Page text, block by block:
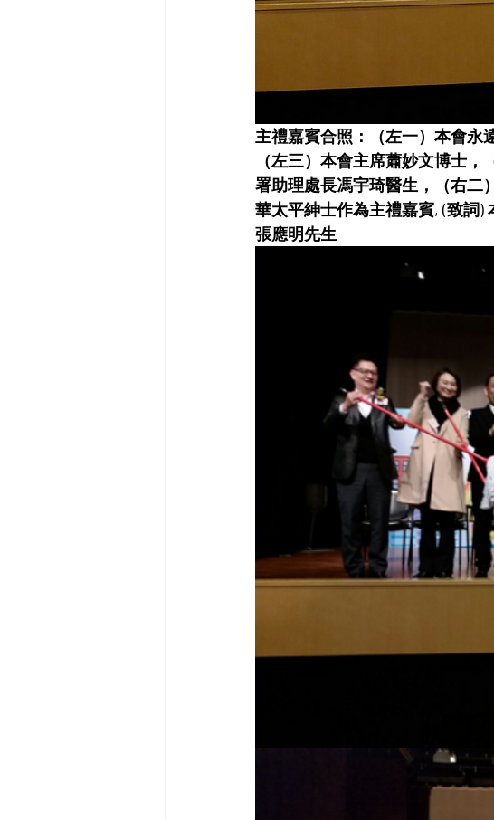
主禮嘉賓合照：（左一）本會永
（左三）本會主席蕭妙文博士
署助理處長馮宇琦醫生，（右二
華太平紳士作為主禮嘉賓, (致詞)
張應明先生